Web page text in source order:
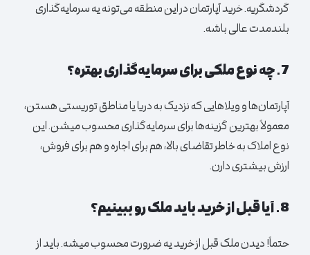
گردشگریه. خریدآپارتماندر این منطقه می‌تونه یه سرمایه‌گذاری
بلندمدت عالی باشه.
7. چه نوع ملکی برای سرمایه‌گذاری بهتره؟
آپارتمان‌ها و ویلاهایی که نزدیک به دریا یا مناطق توریستی هستن،
معمولاً بهترین گزینه‌ها برای سرمایه‌گذاری محسوب میشن. این
نوع املاک به خاطر تقاضای بالا، هم برای اجاره و هم برای فروش،
ارزش بیشتری دارن.
8. آیا قبل از خرید باید ملک رو ببینیم؟
حتماً! دیدن ملک قبل از خرید یه ضرورت محسوب میشه. باید از